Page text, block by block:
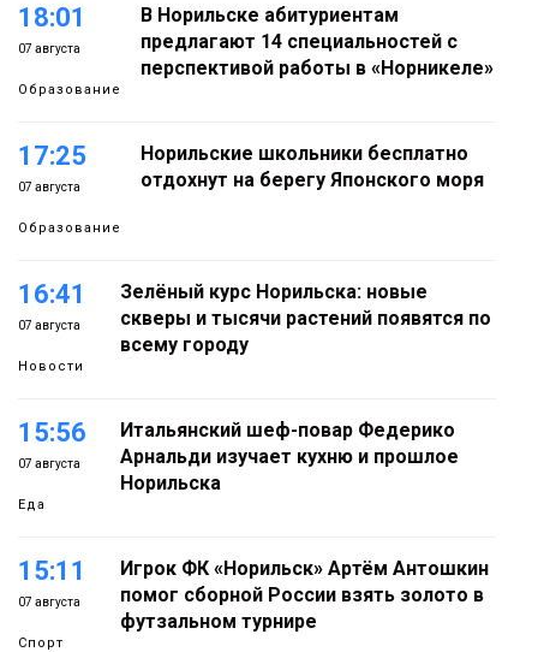
18:01
07 августа
Образование
В Норильске абитуриентам
предлагают 14 специальностей с
перспективой работы в «Норникеле»
17:25
07 августа
Образование
Норильские школьники бесплатно
отдохнут на берегу Японского моря
16:41
07 августа
Новости
Зелёный курс Норильска: новые
скверы и тысячи растений появятся по
всему городу
15:56
07 августа
Еда
Итальянский шеф-повар Федерико
Арнальди изучает кухню и прошлое
Норильска
15:11
07 августа
Спорт
Игрок ФК «Норильск» Артём Антошкин
помог сборной России взять золото в
футзальном турнире